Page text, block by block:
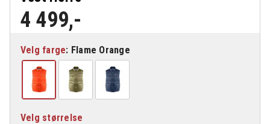
4 499,-
Velg farge
Velg størrelse